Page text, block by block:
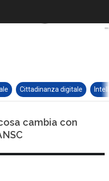
Cittadinanza digitale
cambia con